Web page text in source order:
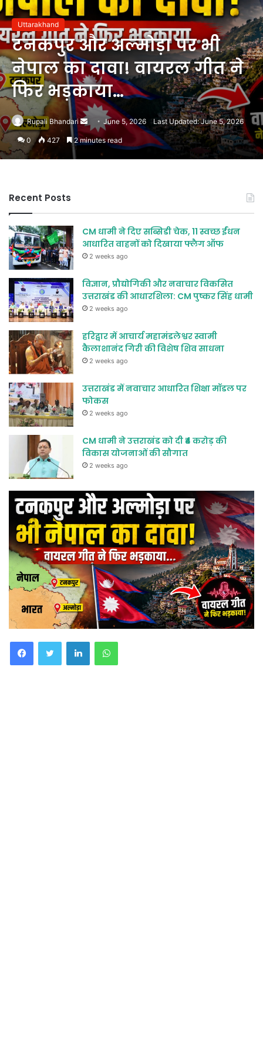
Uttarakhand
टनकपुर और अल्मोड़ा पर भी
नेपाल का दावा! वायरल गीत ने
फिर भड़काया…
Rupali Bhandari
Send
an
June 5, 2026 Last Updated: June 5, 2026
0 427 2 minutes read
FacebookTwitter LinkedInWhatsApp
Recent Posts
CM धामी ने दिए सब्सिडी चेक, 11 स्वच्छ ईंधन
आधारित वाहनों को दिखाया फ्लैग ऑफ
2 weeks ago
विज्ञान, प्रौद्योगिकी और नवाचार विकसित
उत्तराखंड की आधारशिला: CM पुष्कर सिंह धामी
2 weeks ago
हरिद्वार में आचार्य महामंडलेश्वर स्वामी
कैलाशानंद गिरी की विशेष शिव साधना
2 weeks ago
उत्तराखंड में नवाचार आधारित शिक्षा मॉडल पर
फोकस
2 weeks ago
CM धामी ने उत्तराखंड को दी ₹4 करोड़ की
विकास योजनाओं की सौगात
2 weeks ago